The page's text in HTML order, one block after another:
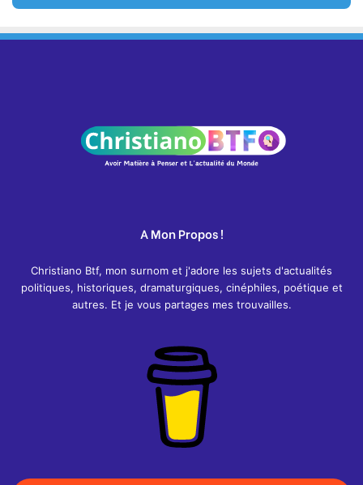
A Mon Propos !
Christiano Btf, mon surnom et j'adore les sujets d'actualités
politiques, historiques, dramaturgiques, cinéphiles, poétique et
autres. Et je vous partages mes trouvailles.